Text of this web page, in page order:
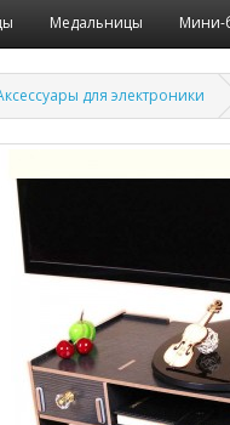
Медальницы Мини-
для электроники